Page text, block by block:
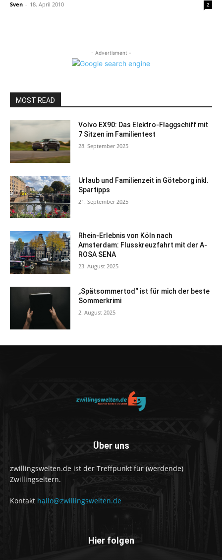
Sven - 18. April 2010 2
- Advertisment -
MOST READ
Volvo EX90: Das Elektro-Flaggschiff mit
7 Sitzen im Familientest
28. September 2025
Urlaub und Familienzeit in Göteborg inkl.
Spartipps
21. September 2025
Rhein-Erlebnis von Köln nach
Amsterdam: Flusskreuzfahrt mit der A-
ROSA SENA
23. August 2025
„Spätsommertod“ ist für mich der beste
Sommerkrimi
2. August 2025
Über uns
zwillingswelten.de ist der Treffpunkt für (werdende)
Zwillingseltern.
Kontakt hallo@zwillingswelten.de
Hier folgen